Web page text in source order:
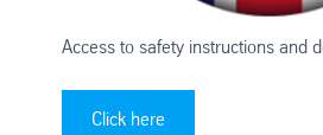
Access to safety instructions and
Click here